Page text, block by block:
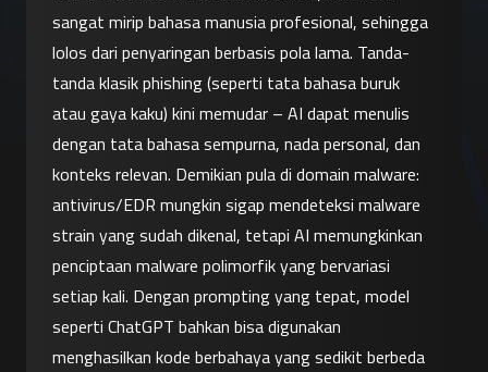
sangat mirip bahasa manusia profesional, sehingga
lolos dari penyaringan berbasis pola lama. Tanda-
tanda klasik phishing (seperti tata bahasa buruk
atau gaya kaku) kini memudar – AI dapat menulis
dengan tata bahasa sempurna, nada personal, dan
konteks relevan. Demikian pula di domain malware:
antivirus/EDR mungkin sigap mendeteksi malware
strain yang sudah dikenal, tetapi AI memungkinkan
penciptaan malware polimorfik yang bervariasi
setiap kali. Dengan prompting yang tepat, model
seperti ChatGPT bahkan bisa digunakan
menghasilkan kode berbahaya yang sedikit berbeda